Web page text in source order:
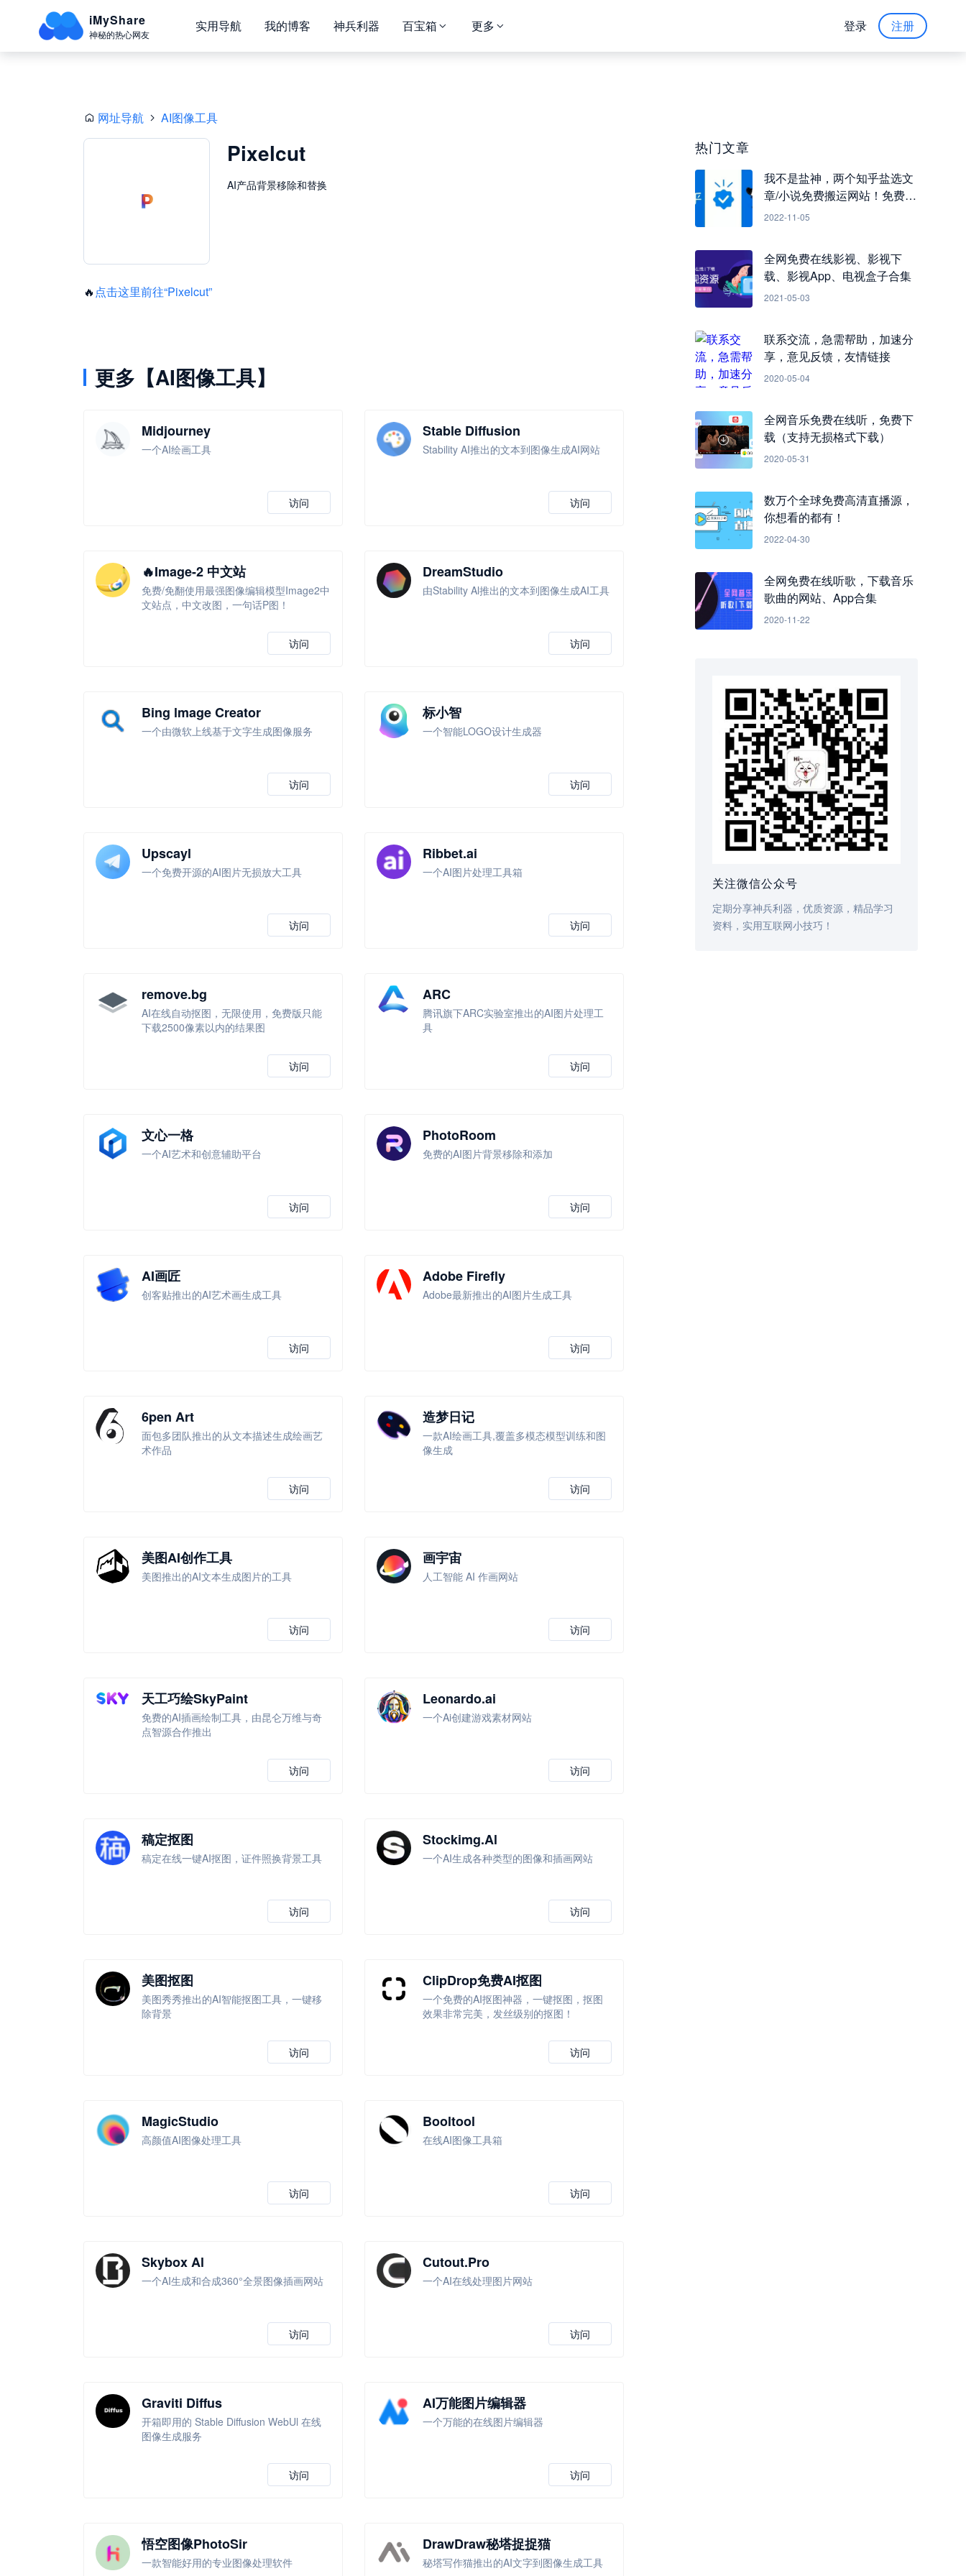
iMyShare
神秘的热心网友
实用导航 我的博客 神兵利器 百宝箱 更多 注册
登录
热门文章
我不是盐神，两个知乎盐选文
章/小说免费搬运网站！免费看
知乎小说
2022-11-05
全网免费在线影视、影视下
载、影视App、电视盒子合集
2021-05-03
联系交流，急需帮助，加速分
享，意见反馈，友情链接
2020-05-04
全网音乐免费在线听，免费下
载（支持无损格式下载）
2020-05-31
数万个全球免费高清直播源，
你想看的都有！
2022-04-30
全网免费在线听歌，下载音乐
歌曲的网站、App合集
2020-11-22
关注微信公众号
定期分享神兵利器，优质资源，精品学习
资料，实用互联网小技巧！
网址导航 AI图像工具
Pixelcut
AI产品背景移除和替换
🔥 点击这里前往“Pixelcut”
更多【AI图像工具】
Midjourney
一个AI绘画工具
访问
Stable Diffusion
Stability AI推出的文本到图像生成AI网站
访问
🔥Image-2 中文站
免费/免翻使用最强图像编辑模型Image2中
文站点，中文改图，一句话P图！
访问
DreamStudio
由Stability Al推出的文本到图像生成AI工具
访问
Bing lmage Creator
一个由微软上线基于文字生成图像服务
访问
标小智
一个智能LOGO设计生成器
访问
Upscayl
一个免费开源的AI图片无损放大工具
访问
Ribbet.ai
一个AI图片处理工具箱
访问
remove.bg
AI在线自动抠图，无限使用，免费版只能
下载2500像素以内的结果图
访问
ARC
腾讯旗下ARC实验室推出的AI图片处理工
具
访问
文心一格
一个AI艺术和创意辅助平台
访问
PhotoRoom
免费的AI图片背景移除和添加
访问
AI画匠
创客贴推出的AI艺术画生成工具
访问
Adobe Firefly
Adobe最新推出的AI图片生成工具
访问
6pen Art
面包多团队推出的从文本描述生成绘画艺
术作品
访问
造梦日记
一款AI绘画工具,覆盖多模态模型训练和图
像生成
访问
美图AI创作工具
美图推出的AI文本生成图片的工具
访问
画宇宙
人工智能 AI 作画网站
访问
天工巧绘SkyPaint
免费的AI插画绘制工具，由昆仑万维与奇
点智源合作推出
访问
Leonardo.ai
一个Ai创建游戏素材网站
访问
稿定抠图
稿定在线一键AI抠图，证件照换背景工具
访问
Stockimg.Al
一个AI生成各种类型的图像和插画网站
访问
美图抠图
美图秀秀推出的AI智能抠图工具，一键移
除背景
访问
ClipDrop免费AI抠图
一个免费的AI抠图神器，一键抠图，抠图
效果非常完美，发丝级别的抠图！
访问
MagicStudio
高颜值AI图像处理工具
访问
Booltool
在线AI图像工具箱
访问
Skybox Al
一个AI生成和合成360°全景图像插画网站
访问
Cutout.Pro
一个AI在线处理图片网站
访问
Graviti Diffus
开箱即用的 Stable Diffusion WebUl 在线
图像生成服务
访问
AI万能图片编辑器
一个万能的在线图片编辑器
访问
悟空图像PhotoSir
一款智能好用的专业图像处理软件
DrawDraw秘塔捉捉猫
秘塔写作猫推出的AI文字到图像生成工具